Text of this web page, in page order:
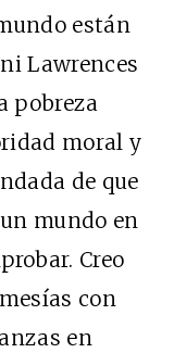
están
Lawrences
pobreza
moral y
de que
mundo en
Creo
con
en